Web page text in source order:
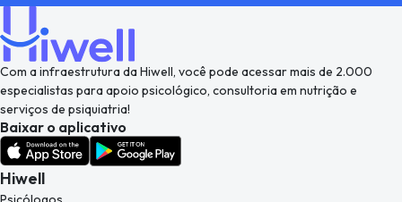
Com a infraestrutura da Hiwell, você pode acessar mais de 2.000
especialistas para apoio psicológico, consultoria em nutrição e
serviços de psiquiatria!
Baixar o aplicativo
Hiwell